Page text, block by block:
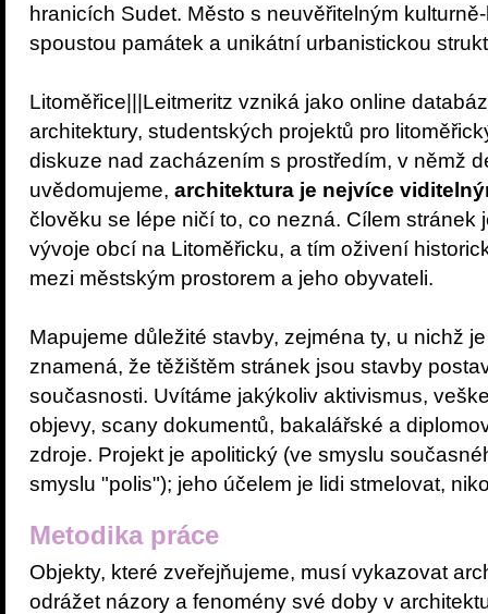
hranicích Sudet. Město s neuvěřitelným
spoustou památek a unikátní urbanistickou
Litoměřice|||Leitmeritz vzniká jako online
architektury, studentských projektů pro
diskuze nad zacházením s prostředím, v němž
uvědomujeme, architektura je nejvíce
člověku se lépe ničí to, co nezná. Cílem stránek
vývoje obcí na Litoměřicku, a tím oživení
mezi městským prostorem a jeho obyvateli.
Mapujeme důležité stavby, zejména ty, u nichž
znamená, že těžištěm stránek jsou stavby
současnosti. Uvítáme jakýkoliv aktivismus,
objevy, scany dokumentů, bakalářské a
zdroje. Projekt je apolitický (ve smyslu
smyslu "polis"); jeho účelem je lidi stmelovat,
Metodika práce
Objekty, které zveřejňujeme, musí vykazovat
odrážet názory a fenomény své doby v